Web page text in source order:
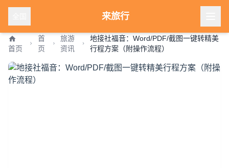
来旅行
首页
首
页
旅游
资讯
地接社福音：Word/PDF/截图一键转精美
行程方案（附操作流程）